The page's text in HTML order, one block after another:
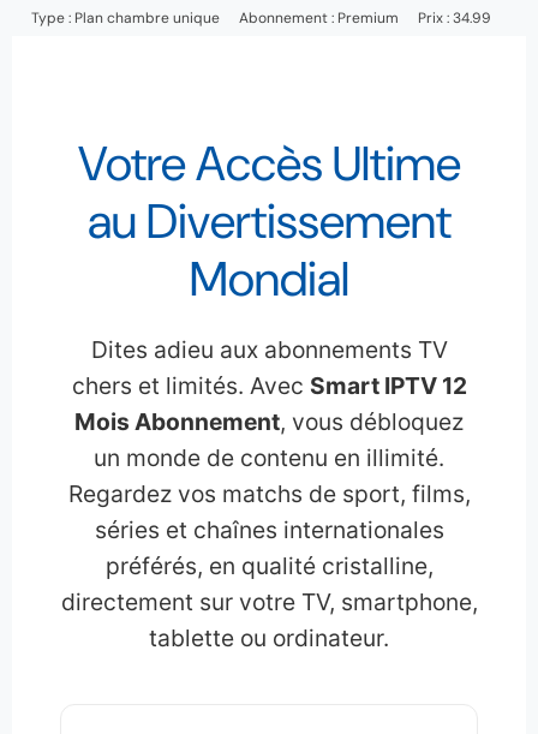
Type : Plan chambre unique Abonnement : Premium Prix : 34.99
Votre Accès Ultime
au Divertissement
Mondial
Dites adieu aux abonnements TV
chers et limités. Avec Smart IPTV 12
Mois Abonnement, vous débloquez
un monde de contenu en illimité.
Regardez vos matchs de sport, films,
séries et chaînes internationales
préférés, en qualité cristalline,
directement sur votre TV, smartphone,
tablette ou ordinateur.